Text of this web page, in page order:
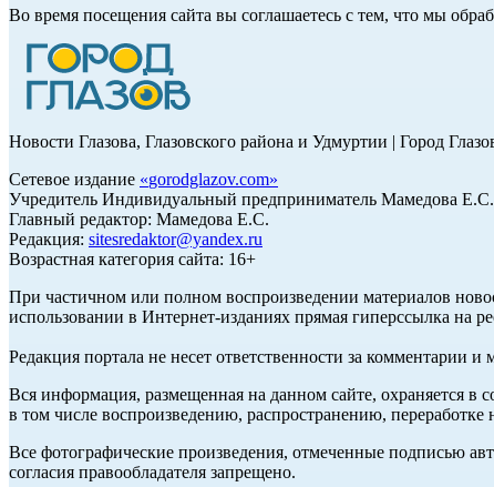
Во время посещения сайта вы соглашаетесь с тем, что мы
Новости Глазова, Глазовского района и Удмуртии | Город
Сетевое издание «gorodglazov.com»
Учредитель Индивидуальный предприниматель Мамедова Е.С.
Главный редактор: Мамедова Е.С.
Редакция: sitesredaktor@yandex.ru
Возрастная категория сайта: 16+
При частичном или полном воспроизведении материалов
использовании в Интернет-изданиях прямая гиперссылка на
Редакция портала не несет ответственности за комментарии
Вся информация, размещенная на данном сайте, охраняется в
в том числе воспроизведению, распространению, переработке
Все фотографические произведения, отмеченные подписью
согласия правообладателя запрещено.